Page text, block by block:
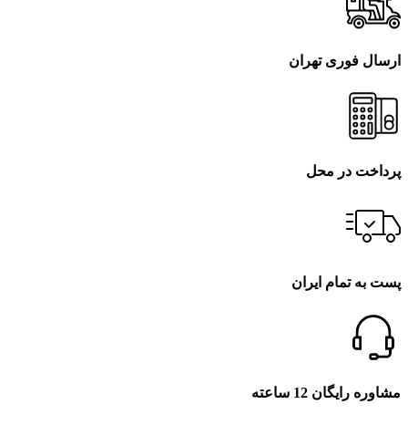
ارسال فوری تهران
پرداخت در محل
پست به تمام ایران
مشاوره رایگان 12 ساعته